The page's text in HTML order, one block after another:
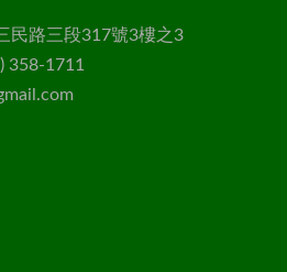
民路三段317號3樓之3
358-1711